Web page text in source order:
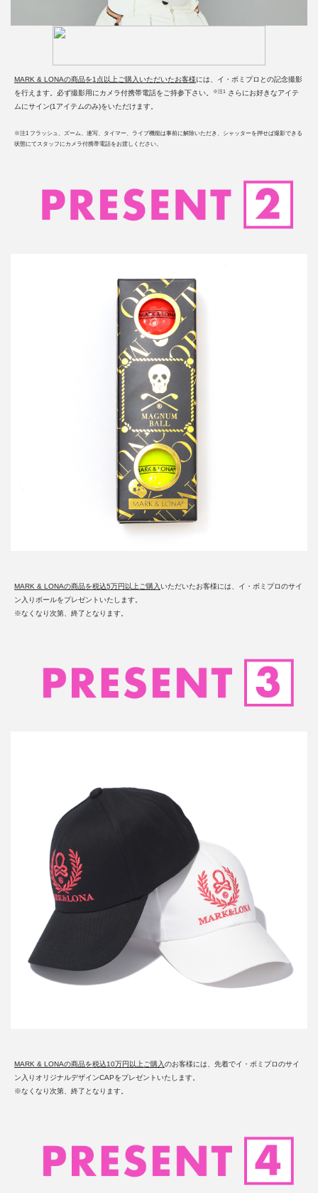
MARK & LONAの商品を1点以上ご購入いただいたお客様には、イ・ボミプロとの記念撮影
を行えます。必ず撮影用にカメラ付携帯電話をご持参下さい。
※注1 さらにお好きなアイテ
ムにサイン(1アイテムのみ)をいただけます。
※注1 フラッシュ、ズーム、連写、タイマー、ライブ機能は事前に解除いただき、シャッターを押せば撮影できる
状態にてスタッフにカメラ付携帯電話をお渡しください。
MARK & LONAの商品を税込5万円以上ご購入いただいたお客様には、イ・ボミプロのサイ
ン入りボールをプレゼントいたします。
※なくなり次第、終了となります。
MARK & LONAの商品を税込10万円以上ご購入のお客様には、先着でイ・ボミプロのサイ
ン入りオリジナルデザインCAPをプレゼントいたします。
※なくなり次第、終了となります。